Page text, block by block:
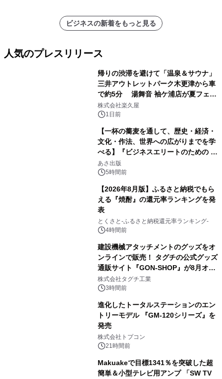
ビジネスの新着をもっと見る
人気のプレスリリース
帰りの渋滞を避けて「温泉＆サウナ」
三井アウトレットパーク木更津から車
で約5分 湯舞音 袖ケ浦店が夏フェア
メニューを提供
株式会社楽久屋
1日前
【一杯の蕎麦を通して、歴史・経済・
文化・作法、世界への広がりまでを学
べる】『ビジネスエリートのための 教
養としての蕎麦』2026年8月25日
（火）発売
あさ出版
5時間前
【2026年8月版】ふるさと納税でもら
える『焼酎』の還元率ランキングを発
表
とくさと-ふるさと納税還元率ランキング-
4時間前
建設機械アタッチメントのグッズをオ
ンラインで販売！ タグチの公式グッズ
通販サイト『GON-SHOP』が8月オー
プン
株式会社タグチ工業
3時間前
進化したトータルステーションのエン
トリーモデル 『GM-120シリーズ』を
発売
株式会社トプコン
21時間前
Makuakeで目標1341％を突破した超
簡単＆小型テレビ用アンプ 「SW TV